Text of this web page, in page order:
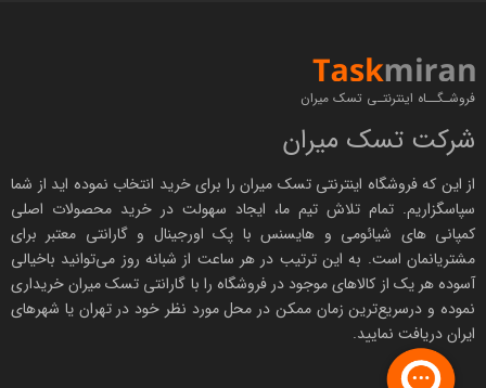
فروشـگــاه اینترنتـی تسک میران
شرکت تسک میران
از این که فروشگاه اینترنتیتسک میران را برای خرید انتخاب نموده اید از شما
سپاسگزاریم. تمام تلاش تیم ما، ایجاد سهولت در خرید محصولات اصلی
کمپانی های شیائومی و هایسنس با پک اورجینال وگارانتی معتبر برای
مشتریانمان است. به این ترتیب در هر ساعت از شبانه روز می‌توانید باخیالی
آسوده هر یک از کالاهای موجود در فروشگاه را با گارانتی تسک میرانخریداری
نموده و درسریع‌ترین زمان ممکن در محل مورد نظر خود در تهران یا شهرهای
ایران دریافت نمایید.